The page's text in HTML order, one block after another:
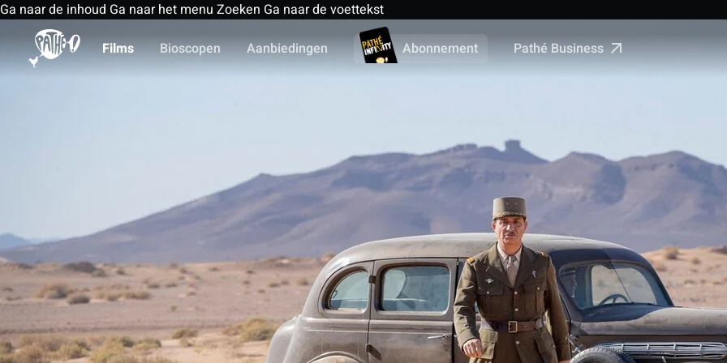
Ga naar de inhoud Ga naar het menu Zoeken Ga naar de voettekst
Films
Bioscopen Aanbiedingen Abonnement Pathé Business